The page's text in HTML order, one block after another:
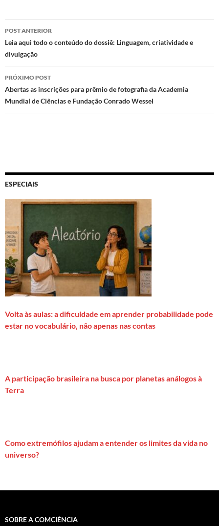
o
n
o
o
k
A
p
Navegação
de
posts
POST ANTERIOR
Leia aqui todo o conteúdo do dossiê: Linguagem, criatividade e
divulgação
PRÓXIMO POST
Abertas as inscrições para prêmio de fotografia da Academia
Mundial de Ciências e Fundação Conrado Wessel
ESPECIAIS
Volta às aulas: a dificuldade em aprender probabilidade pode
estar no vocabulário, não apenas nas contas
A participação brasileira na busca por planetas análogos à
Terra
Como extremófilos ajudam a entender os limites da vida no
universo?
SOBRE A COMCIÊNCIA